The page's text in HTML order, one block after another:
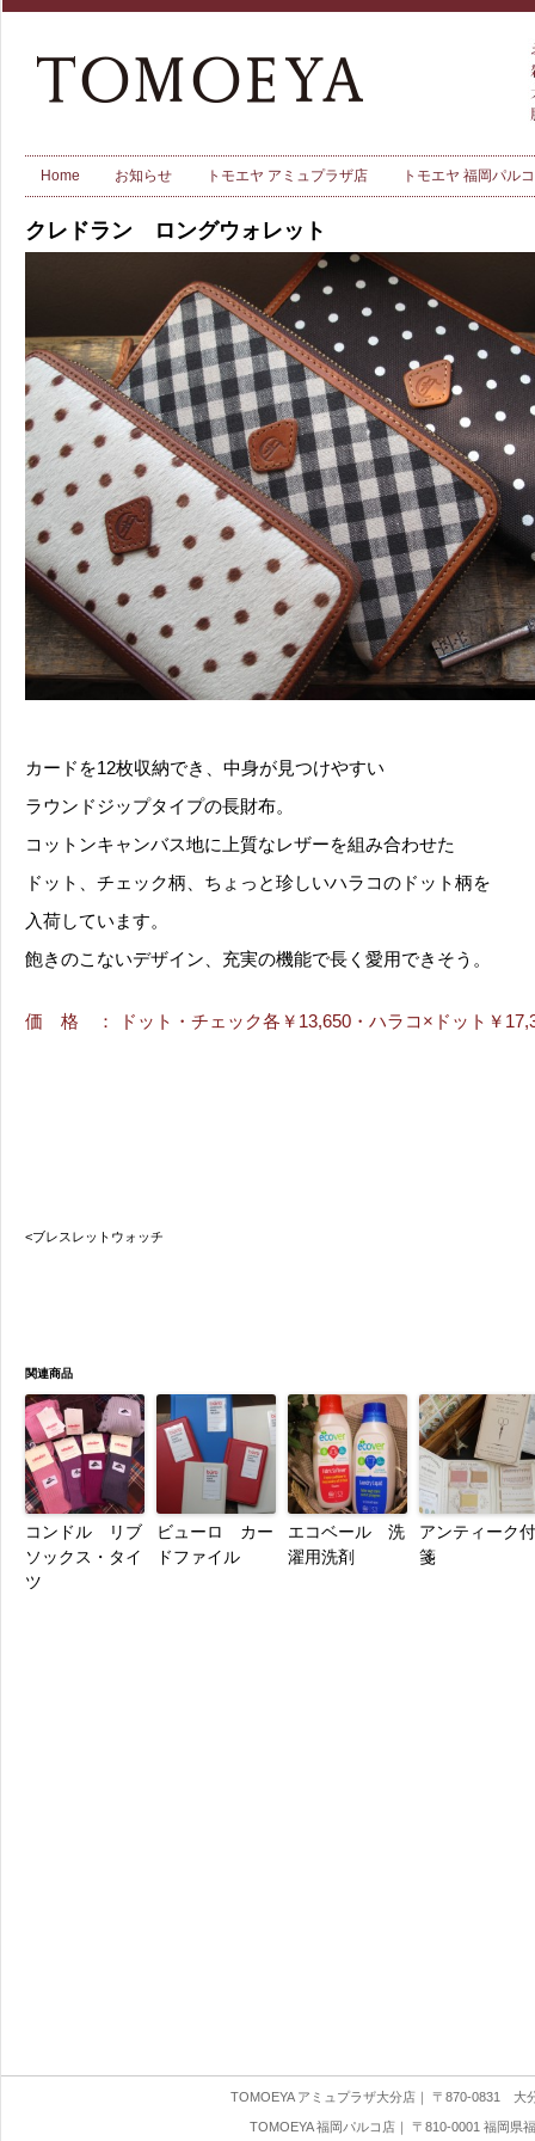
Home お知らせ トモエヤ アミュプラザ店 トモエヤ 福岡パル
クレドラン ロングウォレット
カードを12枚収納でき、中身が見つけやすい
ラウンドジップタイプの長財布。
コットンキャンバス地に上質なレザーを組み合わせた
ドット、チェック柄、ちょっと珍しいハラコのドット柄を
入荷しています。
飽きのこないデザイン、充実の機能で長く愛用できそう。
価 格 ： ドット・チェック各￥13,650・ハラコ×ドット￥
<ブレスレットウォッチ
関連商品
コンドル リブ
ソックス・タイ
ツ
ビューロ カー
ドファイル
エコベール 洗
濯用洗剤
アンティーク付
箋
TOMOEYA アミュプラザ大分店 ｜ 〒870-0831 大
TOMOEYA 福岡パルコ店｜ 〒810-0001 福岡県